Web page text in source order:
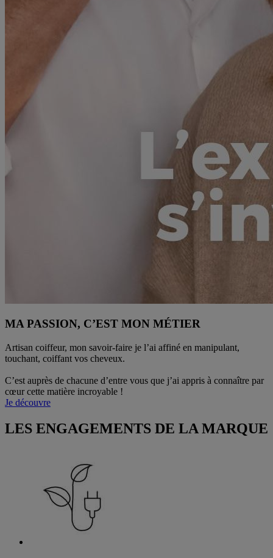
MA PASSION, C’EST MON MÉTIER
Artisan coiffeur, mon savoir-faire je l’ai affiné en manipulant,
touchant, coiffant vos cheveux.
C’est auprès de chacune d’entre vous que j’ai appris à connaître par
cœur cette matière incroyable !
Je découvre
LES ENGAGEMENTS DE LA MARQUE